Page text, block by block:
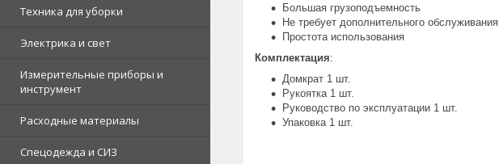
Техника для уборки
Электрика и свет
Измерительные приборы и
инструмент
Расходные материалы
Спецодежда и СИЗ
Большая грузоподъемность
Не требует дополнительного обслуживания
Простота использования
Комплектация:
Домкрат 1 шт.
Рукоятка 1 шт.
Руководство по эксплуатации 1 шт.
Упаковка 1 шт.